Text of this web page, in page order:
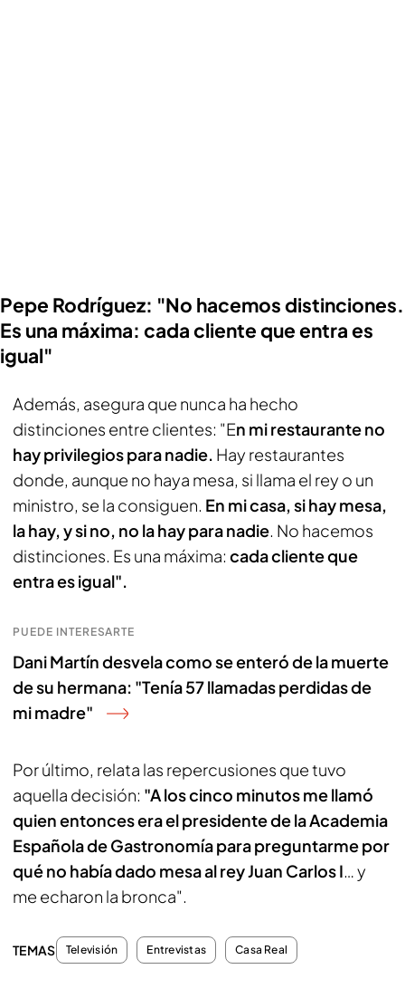
Pepe Rodríguez: "No hacemos distinciones.
Es una máxima: cada cliente que entra es
igual"
Además, asegura que nunca ha hecho
distinciones entre clientes: "En mi restaurante no
hay privilegios para nadie. Hay restaurantes
donde, aunque no haya mesa, si llama el rey o un
ministro, se la consiguen. En mi casa, si hay mesa,
la hay, y si no, no la hay para nadie. No hacemos
distinciones. Es una máxima: cada cliente que
entra es igual".
PUEDE INTERESARTE
Dani Martín desvela como se enteró de la muerte
de su hermana: "Tenía 57 llamadas perdidas de
mi madre"
Por último, relata las repercusiones que tuvo
aquella decisión: "A los cinco minutos me llamó
quien entonces era el presidente de la Academia
Española de Gastronomía para preguntarme por
qué no había dado mesa al rey Juan Carlos I… y
me echaron la bronca".
TEMAS Televisión Entrevistas Casa Real